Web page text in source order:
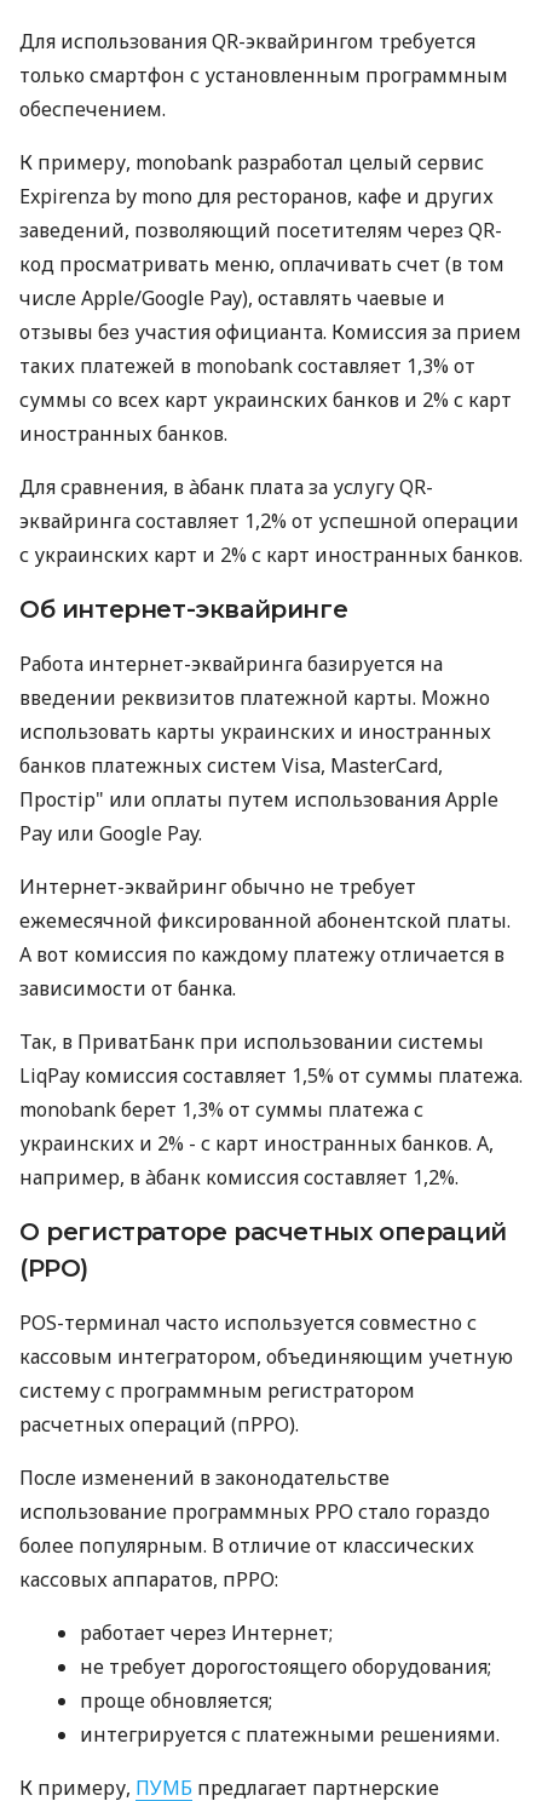
Для использования QR-эквайрингом требуется
только смартфон с установленным программным
обеспечением.
К примеру, monobank разработал целый сервис
Expirenza by mono для ресторанов, кафе и других
заведений, позволяющий посетителям через QR-
код просматривать меню, оплачивать счет (в том
числе Apple/Google Pay), оставлять чаевые и
отзывы без участия официанта. Комиссия за прием
таких платежей в monobank составляет 1,3% от
суммы со всех карт украинских банков и 2% с карт
иностранных банков.
Для сравнения, в àбанк плата за услугу QR-
эквайринга составляет 1,2% от успешной операции
с украинских карт и 2% с карт иностранных банков.
Об интернет-эквайринге
Работа интернет-эквайринга базируется на
введении реквизитов платежной карты. Можно
использовать карты украинских и иностранных
банков платежных систем Visa, MasterCard,
Простір" или оплаты путем использования Apple
Pay или Google Pay.
Интернет-эквайринг обычно не требует
ежемесячной фиксированной абонентской платы.
А вот комиссия по каждому платежу отличается в
зависимости от банка.
Так, в ПриватБанк при использовании системы
LiqPay комиссия составляет 1,5% от суммы платежа.
monobank берет 1,3% от суммы платежа с
украинских и 2% - с карт иностранных банков. А,
например, в àбанк комиссия составляет 1,2%.
О регистраторе расчетных операций
(РРО)
POS-терминал часто используется совместно с
кассовым интегратором, объединяющим учетную
систему с программным регистратором
расчетных операций (пРРО).
После изменений в законодательстве
использование программных РРО стало гораздо
более популярным. В отличие от классических
кассовых аппаратов, пРРО:
работает через Интернет;
не требует дорогостоящего оборудования;
проще обновляется;
интегрируется с платежными решениями.
К примеру, ПУМБ предлагает партнерские